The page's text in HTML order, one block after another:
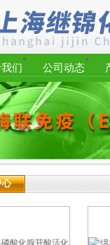
们 公司动态
心